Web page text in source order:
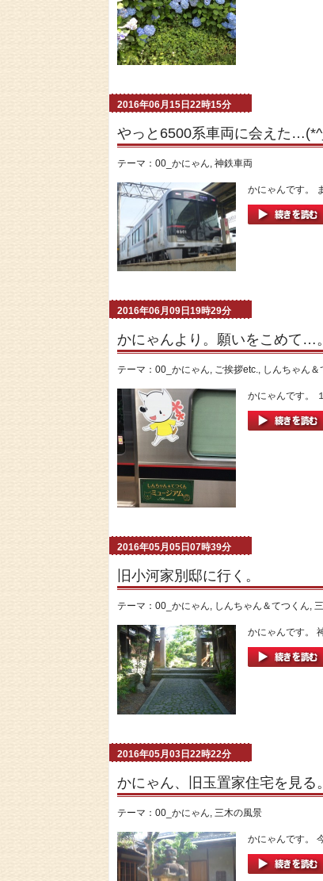
2016年06月15日22時15分
やっと6500系車両に会えた
テーマ： 00_かにゃん, 神鉄車両
かにゃんです。
2016年06月09日19時29分
かにゃんより。願いをこめて…。
テーマ： 00_かにゃん, ご挨拶etc., しんちゃん＆
かにゃんです。
2016年05月05日07時39分
旧小河家別邸に行く。
テーマ： 00_かにゃん, しんちゃん＆てつくん,
かにゃんです。
2016年05月03日22時22分
かにゃん、旧玉置家住宅を見る。
テーマ： 00_かにゃん, 三木の風景
かにゃんです。